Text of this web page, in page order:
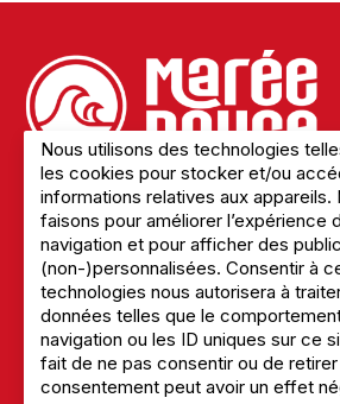
Mentions légales
Politique de confidentialité
A Propos du site
Nous Contacter
Nous utilisons des technologies
les cookies pour stocker et/ou
informations relatives aux appareils.
faisons pour améliorer l’expérience
navigation et pour afficher des
(non-)personnalisées. Consentir à
technologies nous autorisera à
données telles que le
navigation ou les ID uniques sur ce
fait de ne pas consentir ou de
consentement peut avoir un effet